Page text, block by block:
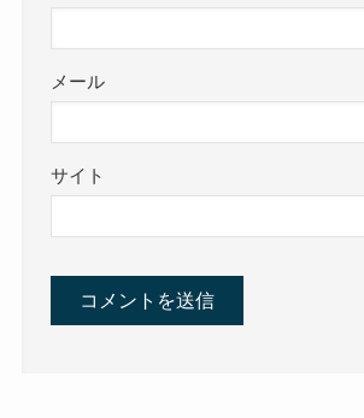
メール
サイト